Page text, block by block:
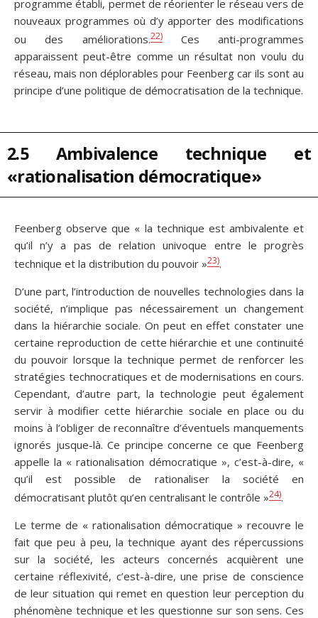
programme établi, permet de réorienter le réseau vers de
nouveaux programmes où d’y apporter des modifications
ou des améliorations.22)Ces anti-programmes
apparaissent peut-être comme un résultat non voulu du
réseau, mais non déplorables pour Feenberg car ils sont au
principe d’une politique de démocratisation de la technique.
2.5 Ambivalence technique et
«rationalisation démocratique»
Feenberg observe que « la technique est ambivalente et
qu’il n’y a pas de relation univoque entre le progrès
technique et la distribution du pouvoir »23).
D’une part, l’introduction de nouvelles technologies dans la
société, n’implique pas nécessairement un changement
dans la hiérarchie sociale. On peut en effet constater une
certaine reproduction de cette hiérarchie et une continuité
du pouvoir lorsque la technique permet de renforcer les
stratégies technocratiques et de modernisations en cours.
Cependant, d’autre part, la technologie peut également
servir à modifier cette hiérarchie sociale en place ou du
moins à l’obliger de reconnaître d’éventuels manquements
ignorés jusque-là. Ce principe concerne ce que Feenberg
appelle la « rationalisation démocratique », c’est-à-dire, «
qu’il est possible de rationaliser la société en
démocratisant plutôt qu’en centralisant le contrôle »24).
Le terme de « rationalisation démocratique » recouvre le
fait que peu à peu, la technique ayant des répercussions
sur la société, les acteurs concernés acquièrent une
certaine réflexivité, c’est-à-dire, une prise de conscience
de leur situation qui remet en question leur perception du
phénomène technique et les questionne sur son sens. Ces